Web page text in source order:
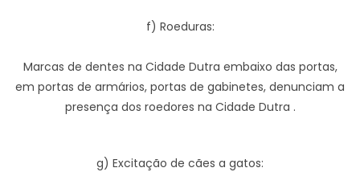
f) Roeduras:
Marcas de dentes na Cidade Dutra embaixo das portas,
em portas de armários, portas de gabinetes, denunciam a
presença dos roedores na Cidade Dutra .
g) Excitação de cães a gatos: